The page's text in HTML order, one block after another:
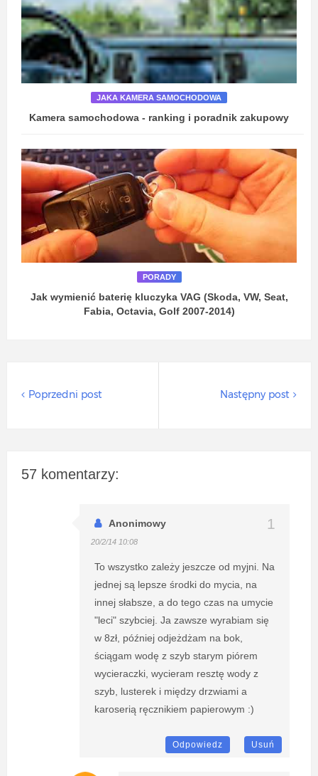
JAKA KAMERA SAMOCHODOWA
Kamera samochodowa - ranking i poradnik zakupowy
PORADY
Jak wymienić baterię kluczyka VAG (Skoda, VW, Seat,
Fabia, Octavia, Golf 2007-2014)
Następny post
Poprzedni post
57 komentarzy:
Anonimowy
20/2/14 10:08
To wszystko zależy jeszcze od myjni. Na
jednej są lepsze środki do mycia, na
innej słabsze, a do tego czas na umycie
"leci" szybciej. Ja zawsze wyrabiam się
w 8zł, później odjeżdżam na bok,
ściągam wodę z szyb starym piórem
wycieraczki, wycieram resztę wody z
szyb, lusterek i między drzwiami a
karoserią ręcznikiem papierowym :)
Odpowiedz Usuń